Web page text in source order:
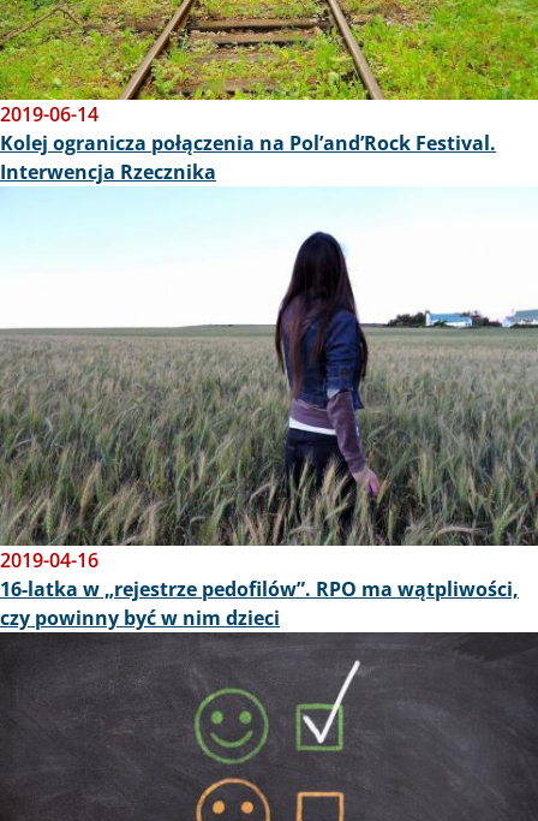
2019-06-14
Kolej ogranicza połączenia na Pol’and’Rock Festival.
Interwencja Rzecznika
2019-04-16
16-latka w „rejestrze pedofilów”. RPO ma wątpliwości,
czy powinny być w nim dzieci